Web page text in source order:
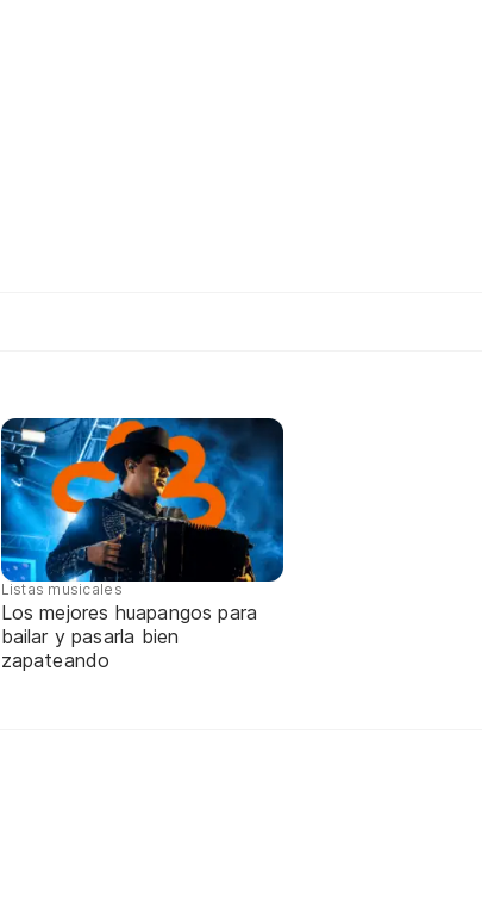
Listas musicales
Los mejores huapangos para
bailar y pasarla bien
zapateando